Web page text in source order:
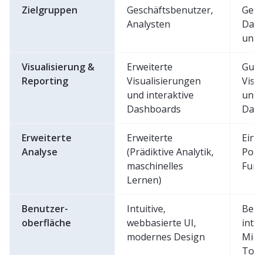
Zielgruppen
Geschäftsbenutzer,
Analysten
Visualisierung &
Reporting
Erweiterte
Visualisierungen
und interaktive
Dashboards
Gute
und
Erweiterte
Analyse
Erweiterte
(Prädiktive Analytik,
maschinelles
Lernen)
Benutzer-
oberfläche
Intuitive,
webbasierte UI,
modernes Design